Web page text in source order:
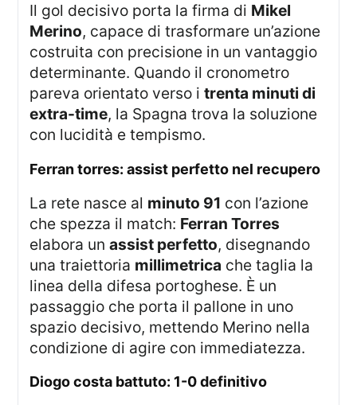
Il gol decisivo porta la firma di Mikel
Merino, capace di trasformare un’azione
costruita con precisione in un vantaggio
determinante. Quando il cronometro
pareva orientato verso itrenta minuti di
extra-time, la Spagna trova la soluzione
con lucidità e tempismo.
ferran torres: assist perfetto nel recupero
La rete nasce al minuto 91 con l’azione
che spezza il match: Ferran Torres
elabora unassist perfetto, disegnando
una traiettoria millimetrica che taglia la
linea della difesa portoghese. È un
passaggio che porta il pallone in uno
spazio decisivo, mettendo Merino nella
condizione di agire con immediatezza.
diogo costa battuto: 1-0 definitivo